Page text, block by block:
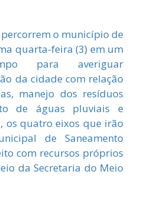
o município de
quarta-feira (3) em um
para averiguar
da cidade com relação
manejo dos resíduos
de águas pluviais e
os quatro eixos que irão
de Saneamento
com recursos próprios
da Secretaria do Meio